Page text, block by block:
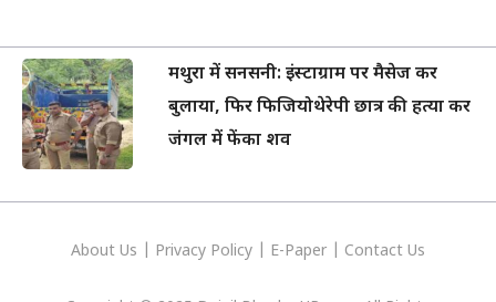
मथुरा में सनसनी: इंस्टाग्राम पर मैसेज कर
बुलाया, फिर फिजियोथेरेपी छात्र की हत्या कर
जंगल में फेंका शव
About Us Privacy Policy E-Paper Contact Us